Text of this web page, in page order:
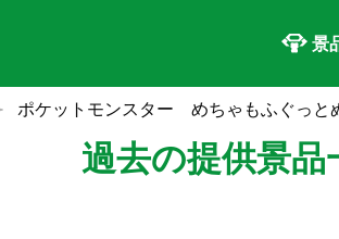
景
ポケットモンスター めちゃもふぐっと
過去の提供景品